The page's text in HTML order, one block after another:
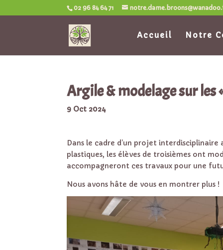
02 96 84 64 71
Accueil Notre
Argile & modelage sur les
9 Oct 2024
Dans le cadre d’un projet interdisciplinaire
plastiques, les élèves de troisièmes ont
accompagneront ces travaux pour une
Nous avons hâte de vous en montrer plus !